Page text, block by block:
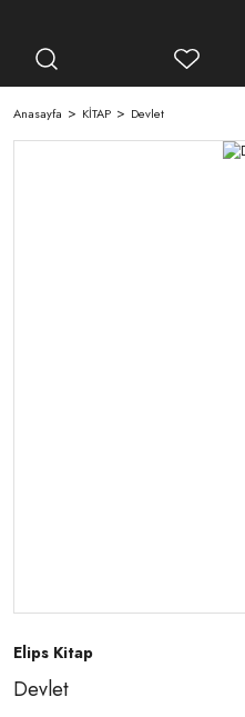
Anasayfa KİTAP Devlet
Elips Kitap
Devlet